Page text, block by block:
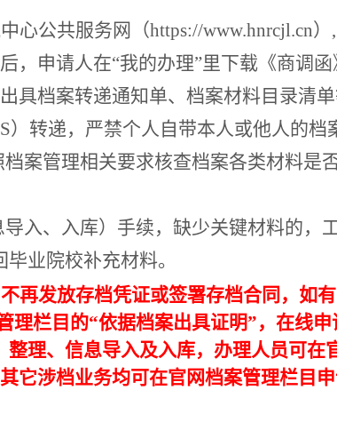
心公共服务网（https://www.hnrcjl.cn）
， 申请人在“我的办理”里下载《商调
具档案转递通知单、档案材料目录清
）转递，严禁个人自带本人或他人的档
案管理相关要求核查档案各类材料是
入、入库）手续，缺少关键材料的，
业院校补充材料。
再发放存档凭证或签署存档合同， 如有
理栏目的“依据档案出具证明”，在线
理、信息导入及入库，办理人员可在
它涉档业务均可在官网档案管理栏目申